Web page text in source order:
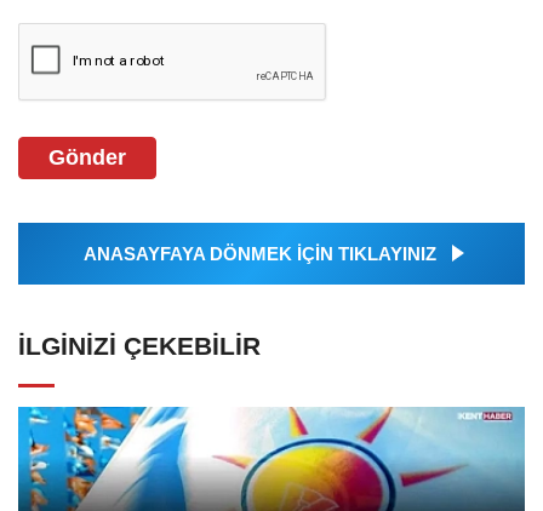
Gönder
ANASAYFAYA DÖNMEK İÇİN TIKLAYINIZ
İLGINIZI ÇEKEBILIR